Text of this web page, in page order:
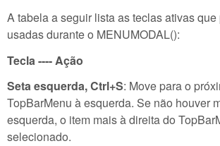
A tabela a seguir lista as teclas ativas que
usadas durante o MENUMODAL():
Tecla ---- Ação
Seta esquerda, Ctrl+S: Move para o
TopBarMenu à esquerda. Se não houver
esquerda, o item mais à direita do
selecionado.